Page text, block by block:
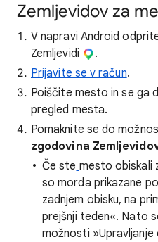
Zemljevidov za
V napravi Android
Zemljevidi
.
Prijavite se v račun.
Poiščite mesto in se ga
pregled mesta.
Pomaknite se do
zgodovina
Če ste mesto obiskali
so morda prikazane
zadnjem obisku, na
prejšnji teden«. Nato
možnosti »Upravljanje